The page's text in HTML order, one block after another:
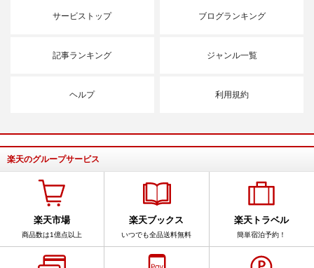
サービストップ ブログランキング
記事ランキング ジャンル一覧
ヘルプ 利用規約
楽天のグループサービス
楽天市場
商品数は1億点以上
楽天ブックス
いつでも全品送料無料
楽天トラベル
簡単宿泊予約！